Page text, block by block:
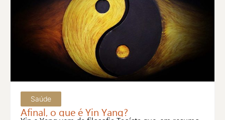
Saúde
Afinal, o que é Yin Yang?